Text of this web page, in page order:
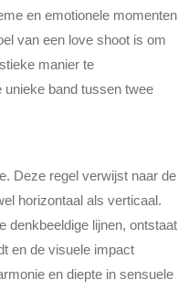
en emotionele momenten
van een love shoot is om
manier te
band tussen twee
Deze regel verwijst naar de
horizontaal als verticaal.
denkbeeldige lijnen, ontstaat
en de visuele impact
en diepte in sensuele